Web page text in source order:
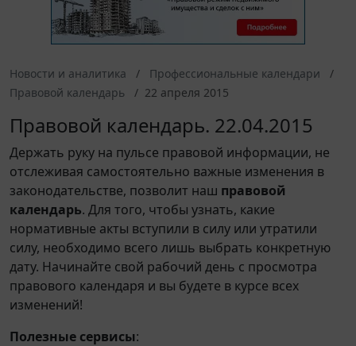
Новости и аналитика
Профессиональные календари
Правовой календарь
22 апреля 2015
Правовой календарь. 22.04.2015
Держать руку на пульсе правовой информации, не
отслеживая самостоятельно важные изменения в
законодательстве, позволит наш правовой
календарь. Для того, чтобы узнать, какие
нормативные акты вступили в силу или утратили
силу, необходимо всего лишь выбрать конкретную
дату. Начинайте свой рабочий день с просмотра
правового календаря и вы будете в курсе всех
изменений!
Полезные сервисы: